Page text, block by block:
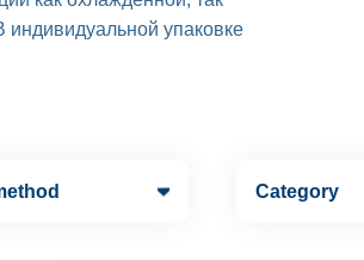
индивидуальной упаковке
Category